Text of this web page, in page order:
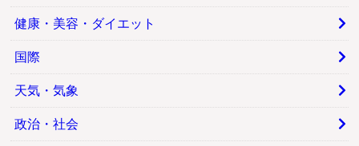
健康・美容・ダイエット
国際
天気・気象
政治・社会